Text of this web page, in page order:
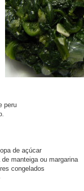
peru
de açúcar
manteiga ou margarina
congelados